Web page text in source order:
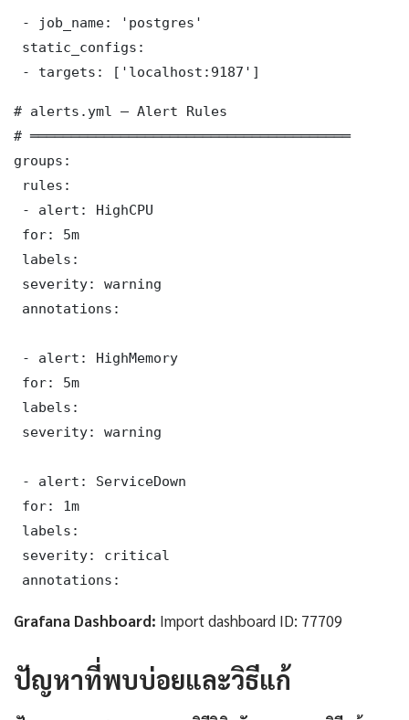
- job_name: 'postgres'
static_configs:
- targets: ['localhost:9187']
# alerts.yml — Alert Rules
# ═══════════════════════════════════════
groups:
rules:
- alert: HighCPU
for: 5m
labels:
severity: warning
annotations:
- alert: HighMemory
for: 5m
labels:
severity: warning
- alert: ServiceDown
for: 1m
labels:
severity: critical
annotations:
Grafana Dashboard: Import dashboard ID: 77709
ปัญหาที่พบบ่อยและวิธีแก้